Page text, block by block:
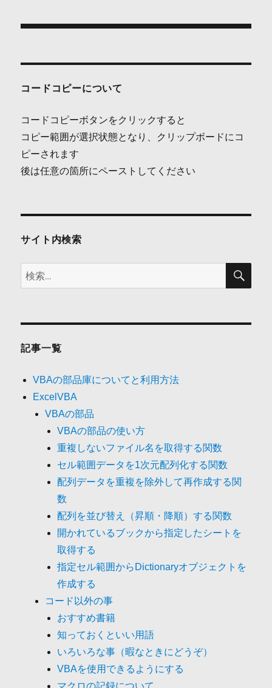
稿
ナ
ビ
ゲ
ー
ョ
ン
コードコピーについて
コードコピーボタンをクリックすると
コピー範囲が選択状態となり、クリップボードにコ
ピーされます
後は任意の箇所にペーストしてください
サイト内検索
検
索:
検
記事一覧
VBAの部品庫についてと利用方法
ExcelVBA
VBAの部品
VBAの部品の使い方
重複しないファイル名を取得する関数
セル範囲データを1次元配列化する関数
配列データを重複を除外して再作成する関
数
配列を並び替え（昇順・降順）する関数
開かれているブックから指定したシートを
取得する
指定セル範囲からDictionaryオブジェクトを
作成する
コード以外の事
おすすめ書籍
知っておくといい用語
いろいろな事（暇なときにどうぞ）
VBAを使用できるようにする